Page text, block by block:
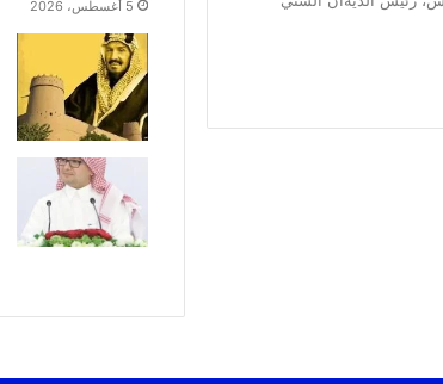
5 أغسطس، 2026